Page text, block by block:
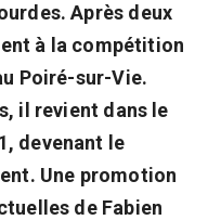
Après deux
à la compétition
Poiré-sur-Vie.
il revient dans le
devenant le
Une promotion
de Fabien